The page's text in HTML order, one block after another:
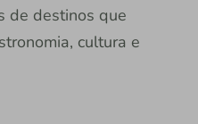
de destinos que
cultura e